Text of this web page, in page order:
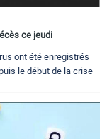
ce jeudi
ont été enregistrés
le début de la crise